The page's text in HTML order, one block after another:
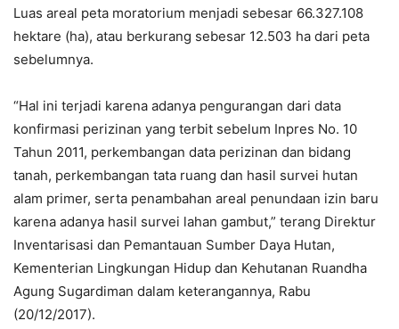
Luas areal peta moratorium menjadi sebesar 66.327.108
hektare (ha), atau berkurang sebesar 12.503 ha dari peta
sebelumnya.
“Hal ini terjadi karena adanya pengurangan dari data
konfirmasi perizinan yang terbit sebelum Inpres No. 10
Tahun 2011, perkembangan data perizinan dan bidang
tanah, perkembangan tata ruang dan hasil survei hutan
alam primer, serta penambahan areal penundaan izin baru
karena adanya hasil survei lahan gambut,” terang Direktur
Inventarisasi dan Pemantauan Sumber Daya Hutan,
Kementerian Lingkungan Hidup dan Kehutanan Ruandha
Agung Sugardiman dalam keterangannya, Rabu
(20/12/2017).